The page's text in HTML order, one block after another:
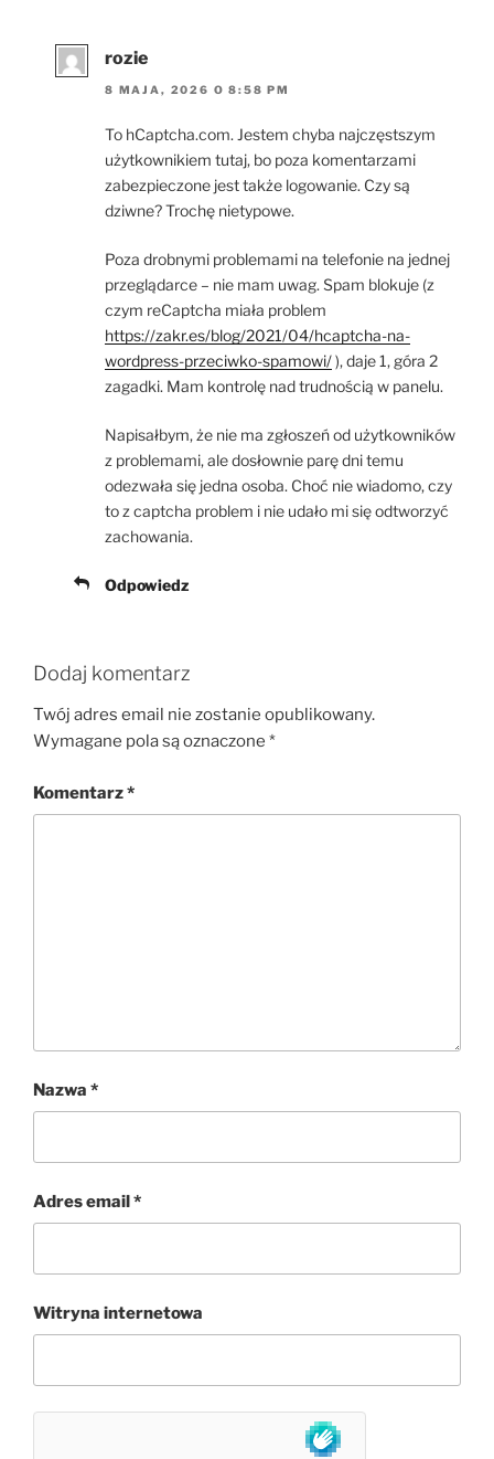
rozie
8 MAJA, 2026 O 8:58 PM
To hCaptcha.com. Jestem chyba najczęstszym
użytkownikiem tutaj, bo poza komentarzami
zabezpieczone jest także logowanie. Czy są
dziwne? Trochę nietypowe.
Poza drobnymi problemami na telefonie na jednej
przeglądarce – nie mam uwag. Spam blokuje (z
czym reCaptcha miała problem
https://zakr.es/blog/2021/04/hcaptcha-na-
wordpress-przeciwko-spamowi/), daje 1, góra 2
zagadki. Mam kontrolę nad trudnością w panelu.
Napisałbym, że nie ma zgłoszeń od użytkowników
z problemami, ale dosłownie parę dni temu
odezwała się jedna osoba. Choć nie wiadomo, czy
to z captcha problem i nie udało mi się odtworzyć
zachowania.
Odpowiedz
Dodaj komentarz
Twój adres email nie zostanie opublikowany.
Wymagane pola są oznaczone *
Komentarz*
Nazwa *
Adres email*
Witryna internetowa